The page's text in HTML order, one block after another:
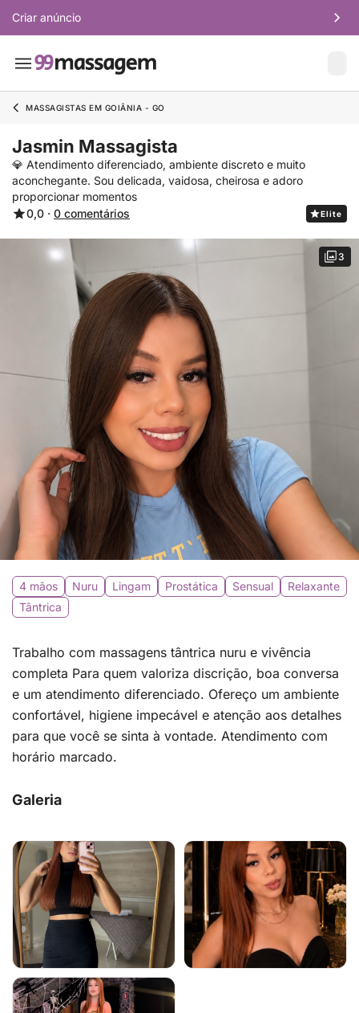
Criar anúncio
MASSAGISTAS EM GOIÂNIA - GO
Jasmin Massagista
💎 Atendimento diferenciado, ambiente discreto e muito
aconchegante. Sou delicada, vaidosa, cheirosa e adoro
proporcionar momentos
0,0 · 0 comentários Elite
3
4 mãos Nuru Lingam Prostática Sensual
Relaxante
Tântrica
Trabalho com massagens tântrica nuru e vivência
completa Para quem valoriza discrição, boa conversa
e um atendimento diferenciado. Ofereço um ambiente
confortável, higiene impecável e atenção aos detalhes
para que você se sinta à vontade. Atendimento com
horário marcado.
Galeria